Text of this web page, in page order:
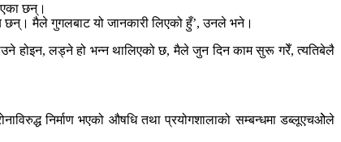
छन्।
छन्। मैले गुगलबाट यो जानकारी लिएको हुँ’, उनले भने।
होइन, लड्ने हो भन्न थालिएको छ, मैले जुन दिन काम सुरू गरेँ, त्यतिबेलै
निर्माण भएको औषधि तथा प्रयोगशालाको सम्बन्धमा डब्लूएचओेले